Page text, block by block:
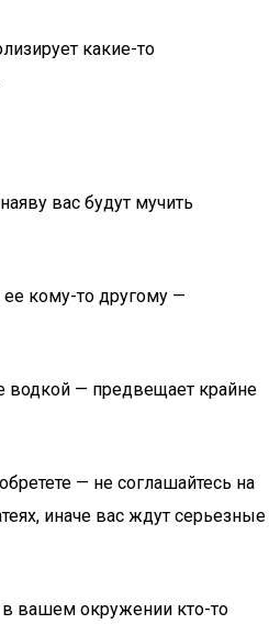
какие-то
вас будут мучить
ее кому-то другому —
водкой — предвещает крайне
— не соглашайтесь на
иначе вас ждут серьезные
в вашем окружении кто-то